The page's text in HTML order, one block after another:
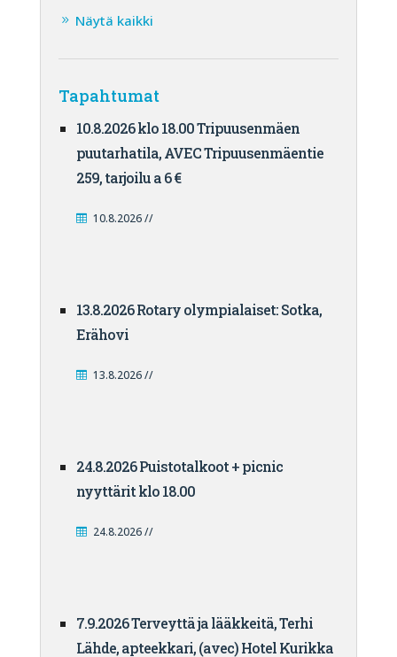
Näytä kaikki
Tapahtumat
10.8.2026 klo 18.00 Tripuusenmäen
puutarhatila, AVEC Tripuusenmäentie
259, tarjoilu a 6 €
10.8.2026 //
13.8.2026 Rotary olympialaiset: Sotka,
Erähovi
13.8.2026 //
24.8.2026 Puistotalkoot + picnic
nyyttärit klo 18.00
24.8.2026 //
7.9.2026 Terveyttä ja lääkkeitä, Terhi
Lähde, apteekkari, (avec) Hotel Kurikka